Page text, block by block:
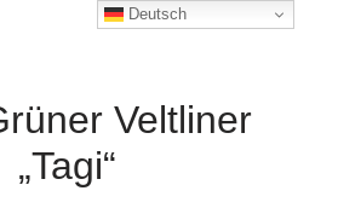
Veltliner
„Tagi“
Deutsch